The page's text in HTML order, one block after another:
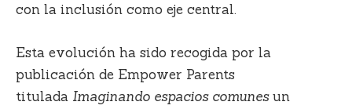
con la inclusión como eje central.
Esta evolución ha sido recogida por la
publicación de Empower Parents
titulada Imaginando espacios comunesun